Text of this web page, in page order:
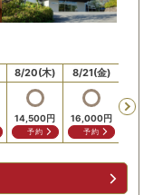
8/20(木)
14,500円
予約
8/21(金)
16,000円
予約